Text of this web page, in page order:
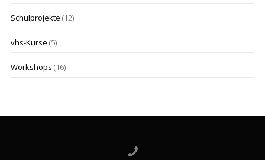
Schulprojekte (12)
vhs-Kurse (5)
Workshops (16)